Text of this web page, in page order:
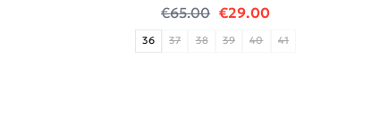
was: €55.00.
τιμή είναι: €20.00.
€65.00 Original price was:
€29.00Η τρέχουσα
36 37 38 39 40 41